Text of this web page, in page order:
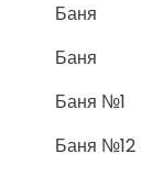
Баня
Баня
Баня №1
Баня №12